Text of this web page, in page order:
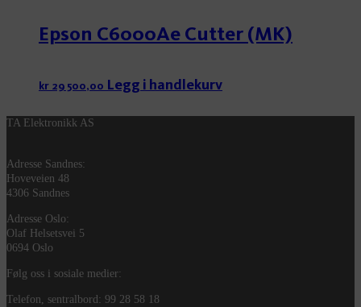
Epson C6000Ae Cutter (MK)
kr 29 500,00 Legg i handlekurv
TA Elektronikk AS
Adresse Sandnes:
Hoveveien 48
4306 Sandnes
Adresse Oslo:
Olaf Helsetsvei 5
0694 Oslo
Følg oss i sosiale medier:
Telefon, sentralbord: 99 28 58 18